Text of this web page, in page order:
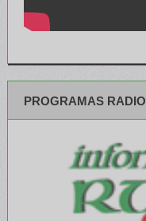
PROGRAMAS RADIO